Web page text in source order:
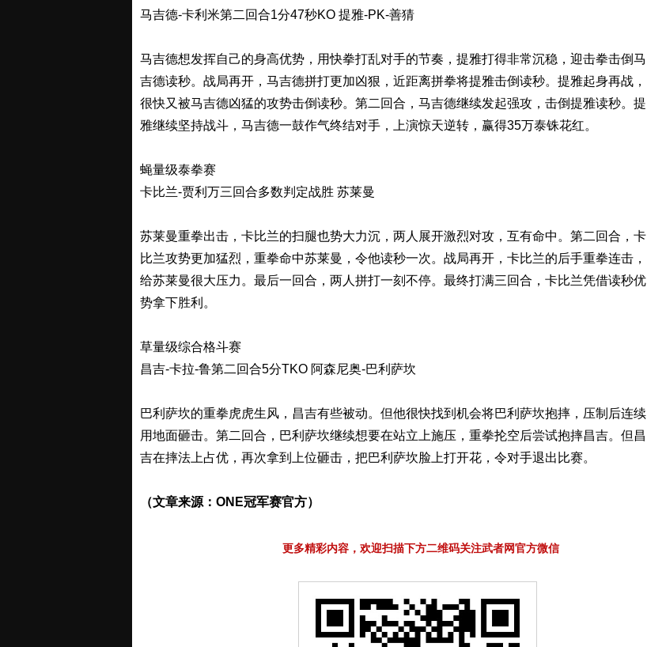
马吉德-卡利米第二回合1分47秒KO 提雅-PK-善猜
马吉德想发挥自己的身高优势，用快拳打乱对手的节奏，提雅打得非常沉稳，迎击拳击倒马
吉德读秒。战局再开，马吉德拼打更加凶狠，近距离拼拳将提雅击倒读秒。提雅起身再战，
很快又被马吉德凶猛的攻势击倒读秒。第二回合，马吉德继续发起强攻，击倒提雅读秒。提
雅继续坚持战斗，马吉德一鼓作气终结对手，上演惊天逆转，赢得35万泰铢花红。
蝇量级泰拳赛
卡比兰-贾利万三回合多数判定战胜 苏莱曼
苏莱曼重拳出击，卡比兰的扫腿也势大力沉，两人展开激烈对攻，互有命中。第二回合，卡
比兰攻势更加猛烈，重拳命中苏莱曼，令他读秒一次。战局再开，卡比兰的后手重拳连击，
给苏莱曼很大压力。最后一回合，两人拼打一刻不停。最终打满三回合，卡比兰凭借读秒优
势拿下胜利。
草量级综合格斗赛
昌吉-卡拉-鲁第二回合5分TKO 阿森尼奥-巴利萨坎
巴利萨坎的重拳虎虎生风，昌吉有些被动。但他很快找到机会将巴利萨坎抱摔，压制后连续
用地面砸击。第二回合，巴利萨坎继续想要在站立上施压，重拳抡空后尝试抱摔昌吉。但昌
吉在摔法上占优，再次拿到上位砸击，把巴利萨坎脸上打开花，令对手退出比赛。
（文章来源：ONE冠军赛官方）
更多精彩内容，欢迎扫描下方二维码关注武者网官方微信